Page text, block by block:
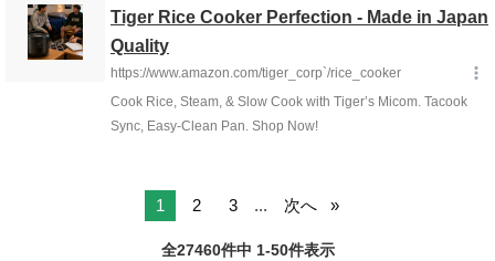
1 2 3 ... 次へ
全27460件中 1-50件表示